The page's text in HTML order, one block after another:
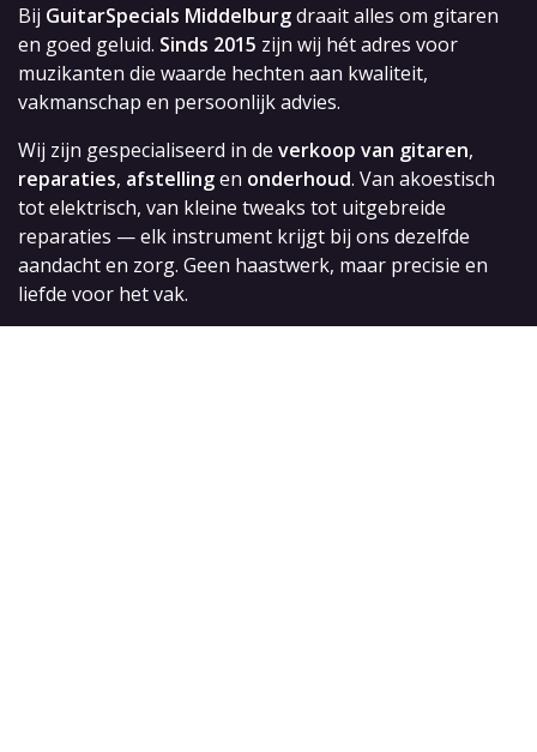
Bij GuitarSpecials Middelburgdraait alles om gitaren
en goed geluid. Sinds 2015 zijn wij hét adres voor
muzikanten die waarde hechten aan kwaliteit,
vakmanschap en persoonlijk advies.
Wij zijn gespecialiseerd in de verkoop van gitaren,
reparaties, afstellingen onderhoud. Van akoestisch
tot elektrisch, van kleine tweaks tot uitgebreide
reparaties — elk instrument krijgt bij ons dezelfde
aandacht en zorg. Geen haastwerk, maar precisie en
liefde voor het vak.